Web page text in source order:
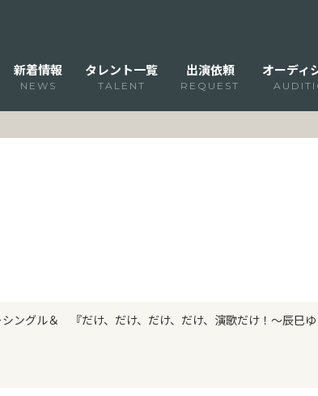
新着情報
NEWS
タレント一覧
TALENT
出演依頼
REQUEST
オーディ
ングル＆ 『だけ、だけ、だけ、だけ、演歌だけ！～辰巳